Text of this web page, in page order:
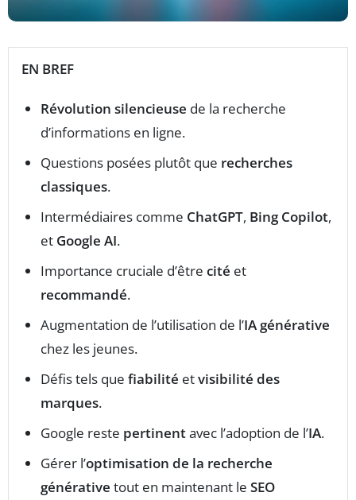
EN BREF
Révolution silencieuse de la recherche
d’informations en ligne.
Questions posées plutôt que recherches
classiques.
Intermédiaires comme ChatGPT, Bing Copilot,
et Google AI.
Importance cruciale d’être cité et
recommandé.
Augmentation de l’utilisation de l’IA générative
chez les jeunes.
Défis tels que fiabilité etvisibilité des
marques.
Google reste pertinentavec l’adoption de l’IA.
Gérer l’optimisation de la recherche
générative tout en maintenant le SEO